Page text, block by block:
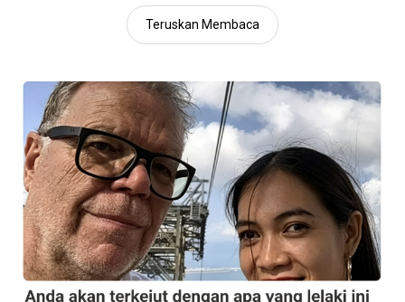
3. Simpan kaki ayam dalam peti sejuk selama satu malam.
4. Buang tulang kaki ayam. Jika anda tidak mahu membuang
5. Rebus cili padi merah, cili hijau, cili besar, bawang merah,
bawang putih dan tomato dalam air selama 15 minit.
6. Setelah direbus, tapis bahan tersebut dan blend hingga halus.
7. Panaskan minyak dalam kuali dan tumis bahan yang telah
diblend sehingga pecah minyak.
8. Setelah itu, masukkan kaki ayam yang telah dibuang tulang ke
dalam kuali.
9. Masukkan semua bahan perasa seperti garam, gula, serbuk
pati ayam, ajinamoto, air limau dan daun limau purut.
Teruskan Membaca